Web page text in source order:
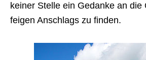
keiner Stelle ein Gedanke an die
feigen Anschlags zu finden.